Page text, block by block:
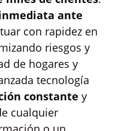
ante
con rapidez en
riesgos y
de hogares y
tecnología
constante y
cualquier